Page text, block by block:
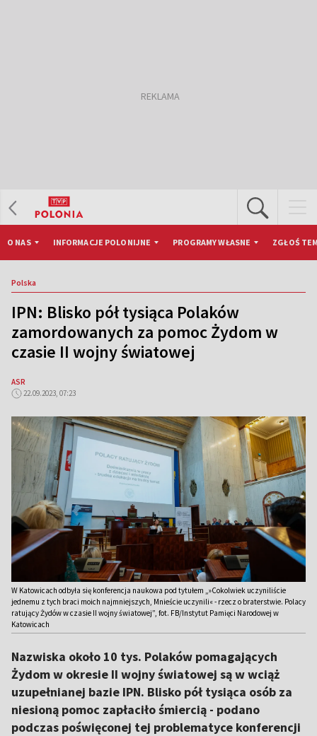
O NAS INFORMACJE POLONIJNE PROGRAMY WŁASNE ZGŁOŚ
Polska
IPN: Blisko pół tysiąca Polaków
zamordowanych za pomoc Żydom w
czasie II wojny światowej
ASR
22.09.2023, 07:23
W Katowicach odbyła się konferencja naukowa pod tytułem „»Cokolwiek uczyniliście
jednemu z tych braci moich najmniejszych, Mnieście uczynili« - rzecz o braterstwie. Polacy
ratujący Żydów w czasie II wojny światowej”, fot. FB/Instytut Pamięci Narodowej w
Katowicach
Nazwiska około 10 tys. Polaków pomagających
Żydom w okresie II wojny światowej są w wciąż
uzupełnianej bazie IPN. Blisko pół tysiąca osób za
niesioną pomoc zapłaciło śmiercią - podano
podczas poświęconej tej problematyce konferencji